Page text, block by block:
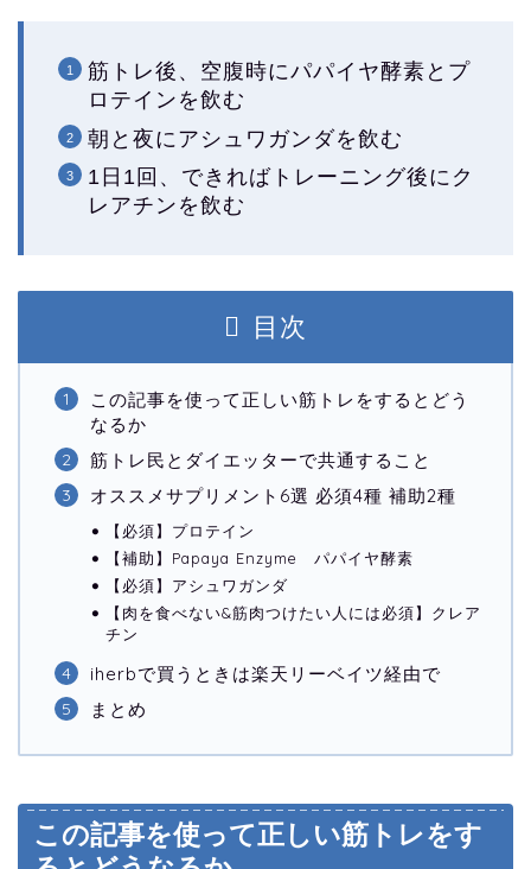
筋トレ後、空腹時にパパイヤ酵素とプ
ロテインを飲む
朝と夜にアシュワガンダを飲む
1日1回、できればトレーニング後にク
レアチンを飲む
目次
この記事を使って正しい筋トレをするとどう
なるか
筋トレ民とダイエッターで共通すること
オススメサプリメント6選 必須4種 補助2種
【必須】プロテイン
【補助】Papaya Enzyme パパイヤ酵素
【必須】アシュワガンダ
【肉を食べない&筋肉つけたい人には必須】クレア
チン
iherbで買うときは楽天リーベイツ経由で
まとめ
この記事を使って正しい筋トレをす